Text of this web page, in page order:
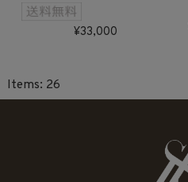
33,000
26